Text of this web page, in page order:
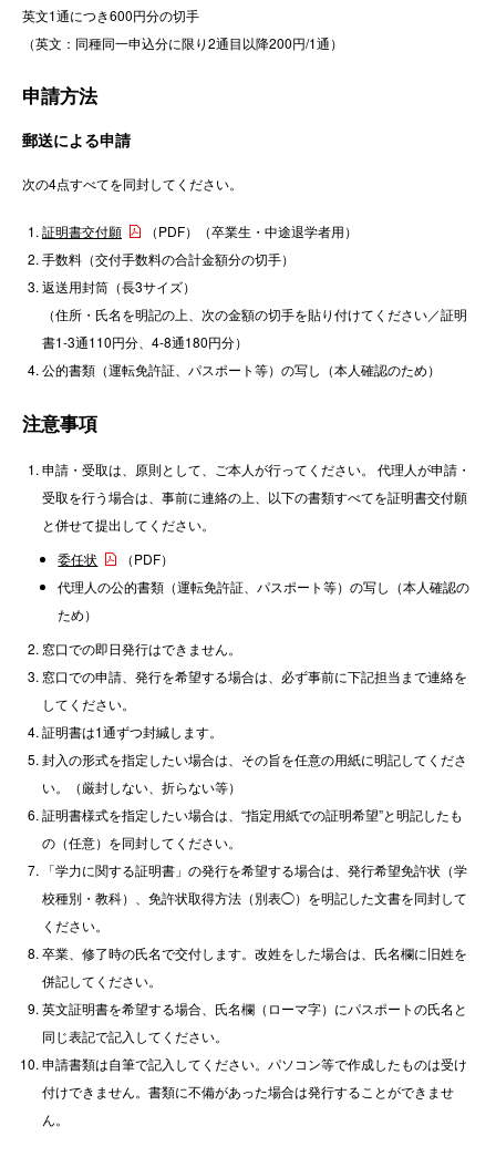
英文1通につき600円分の切手
（英文：同種同一申込分に限り2通目以降200円/1通）
申請方法
郵送による申請
次の4点すべてを同封してください。
証明書交付願
（PDF）（卒業生・中途退学者用）
手数料（交付手数料の合計金額分の切手）
返送用封筒（長3サイズ）
（住所・氏名を明記の上、次の金額の切手を貼り付けてください／証明
書1-3通110円分、4-8通180円分）
公的書類（運転免許証、パスポート等）の写し（本人確認のため）
注意事項
申請・受取は、原則として、ご本人が行ってください。 代理人が申請・
受取を行う場合は、事前に連絡の上、以下の書類すべてを証明書交付願
と併せて提出してください。
委任状
（PDF）
代理人の公的書類（運転免許証、パスポート等）の写し（本人確認の
ため）
窓口での即日発行はできません。
窓口での申請、発行を希望する場合は、必ず事前に下記担当まで連絡を
してください。
証明書は1通ずつ封緘します。
封入の形式を指定したい場合は、その旨を任意の用紙に明記してくださ
い。（厳封しない、折らない等）
証明書様式を指定したい場合は、“指定用紙での証明希望”と明記したも
の（任意）を同封してください。
「学力に関する証明書」の発行を希望する場合は、発行希望免許状（学
校種別・教科）、免許状取得方法（別表◯）を明記した文書を同封して
ください。
卒業、修了時の氏名で交付します。改姓をした場合は、氏名欄に旧姓を
併記してください。
英文証明書を希望する場合、氏名欄（ローマ字）にパスポートの氏名と
同じ表記で記入してください。
申請書類は自筆で記入してください。パソコン等で作成したものは受け
付けできません。書類に不備があった場合は発行することができませ
ん。